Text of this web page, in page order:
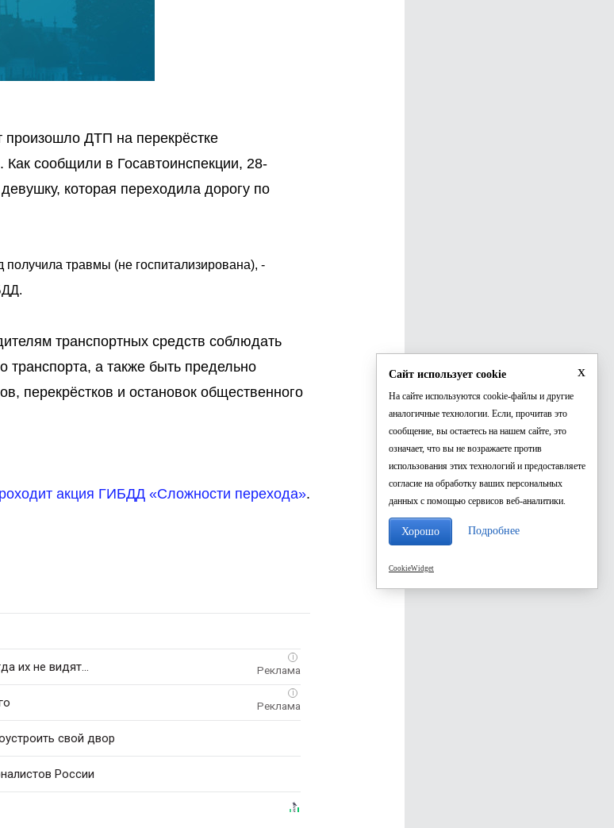
ДТП на перекрёстке
Как сообщили в Госавтоинспекции, 28-
которая переходила дорогу по
травмы (не госпитализирована), -
транспортных средств соблюдать
а также быть предельно
перекрёстков и остановок общественного
акция ГИБДД «Сложности перехода».
i
их не видят...
i
свой двор
России
x
Сайт использует cookie
На сайте используются cookie-файлы и другие
аналогичные технологии. Если, прочитав это
сообщение, вы остаетесь на нашем сайте, это
означает, что вы не возражаете против
использования этих технологий и предоставляете
согласие на обработку ваших персональных
данных с помощью сервисов веб-аналитики.
Хорошо Подробнее
CookieWidget